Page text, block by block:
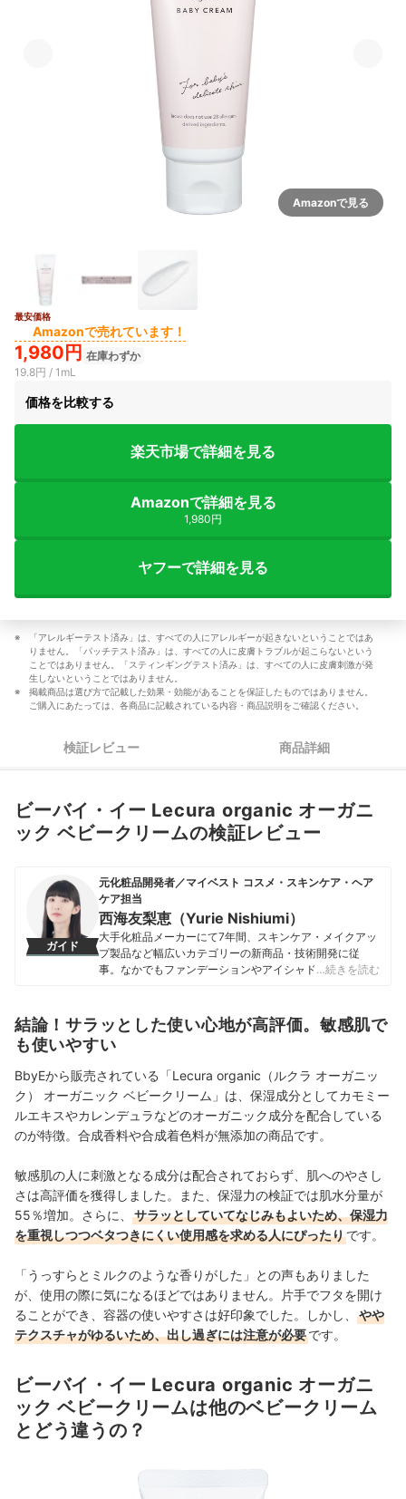
Amazonで見る
最安価格
Amazonで売れています！
1,980円 在庫わずか
19.8円 / 1mL
価格を比較する
楽天市場で詳細を見る
Amazonで詳細を見る
1,980円
ヤフーで詳細を見る
「アレルギーテスト済み」は、すべての人にアレルギーが起きないということではあ
りません。「パッチテスト済み」は、すべての人に皮膚トラブルが起こらないという
ことではありません。「スティンギングテスト済み」は、すべての人に皮膚刺激が発
生しないということではありません。
掲載商品は選び方で記載した効果・効能があることを保証したものではありません。
ご購入にあたっては、各商品に記載されている内容・商品説明をご確認ください。
検証レビュー 商品詳細
ビーバイ・イー Lecura organic オーガニ
ック ベビークリームの検証レビュー
ガイド
元化粧品開発者／マイベスト コスメ・スキンケア・ヘア
ケア担当
西海友梨恵（Yurie Nishiumi）
大手化粧品メーカーにて7年間、スキンケア・メイクアッ
プ製品など幅広いカテゴリーの新商品・技術開発に従
事。なかでもファンデーションやアイシャドウ、口紅な
1500点以上のコスメを比較検証。開発現場で培った知識
をもとに、成分や処方の背景をふまえながら、専門的な
内容もユーザーにわかりやすく伝えることを大切にしな
がらコンテンツを制作している。
西海友梨恵（Yurie Nishiumi）のプロフィール
…続きを読む
結論！サラッとした使い心地が高評価。敏感肌で
も使いやすい
BbyEから販売されている「Lecura organic（ルクラ オーガニッ
ク） オーガニック ベビークリーム」は、保湿成分としてカモミー
ルエキスやカレンデュラなどのオーガニック成分を配合している
のが特徴。合成香料や合成着色料が無添加の商品です。
敏感肌の人に刺激となる成分は配合されておらず、肌へのやさし
さは高評価を獲得しました。また、保湿力の検証では肌水分量が
55％増加。さらに、
サラッとしていてなじみもよいため、保湿力
を重視しつつベタつきにくい使用感を求める人にぴったりです。
「うっすらとミルクのような香りがした」との声もありました
が、使用の際に気になるほどではありません。片手でフタを開け
ることができ、容器の使いやすさは好印象でした。しかし、
やや
テクスチャがゆるいため、出し過ぎには注意が必要です。
ビーバイ・イー Lecura organic オーガニ
ック ベビークリームは他のベビークリーム
とどう違うの？